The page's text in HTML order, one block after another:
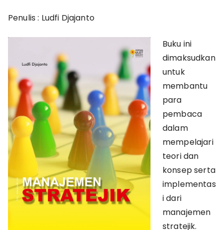
Penulis : Ludfi Djajanto
Buku ini
dimaksudkan
untuk
membantu
para
pembaca
dalam
mempelajari
teori dan
konsep serta
implementas
i dari
manajemen
stratejik.